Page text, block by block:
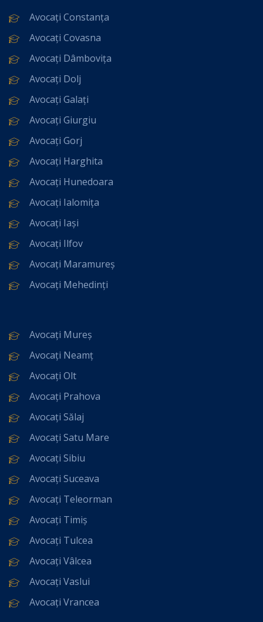
Avocați Constanța
Avocați Covasna
Avocați Dâmbovița
Avocați Dolj
Avocați Galați
Avocați Giurgiu
Avocați Gorj
Avocați Harghita
Avocați Hunedoara
Avocați Ialomița
Avocați Iași
Avocați Ilfov
Avocați Maramureș
Avocați Mehedinți
Avocați Mureș
Avocați Neamț
Avocați Olt
Avocați Prahova
Avocați Sălaj
Avocați Satu Mare
Avocați Sibiu
Avocați Suceava
Avocați Teleorman
Avocați Timiș
Avocați Tulcea
Avocați Vâlcea
Avocați Vaslui
Avocați Vrancea